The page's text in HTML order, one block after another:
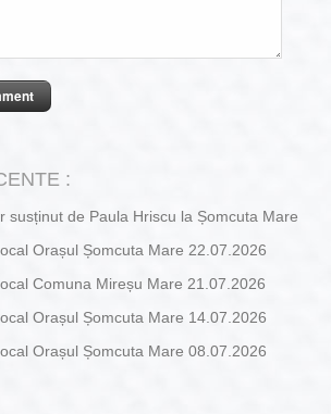
:
susținut de Paula Hriscu la Șomcuta Mare
Orașul Șomcuta Mare 22.07.2026
Comuna Mireșu Mare 21.07.2026
Orașul Șomcuta Mare 14.07.2026
Orașul Șomcuta Mare 08.07.2026